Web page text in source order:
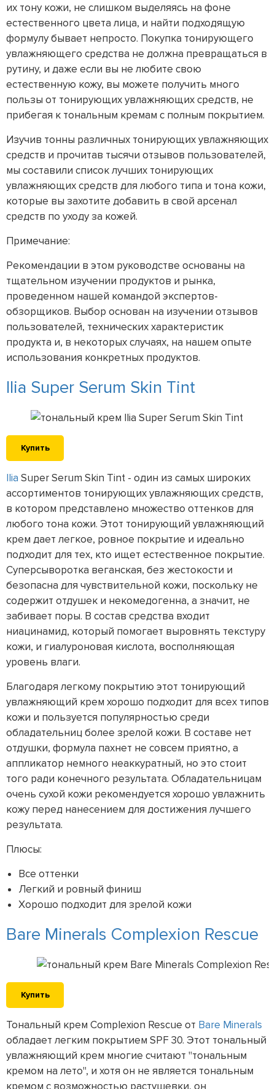
их тону кожи, не слишком выделяясь на фоне
естественного цвета лица, и найти подходящую
формулу бывает непросто. Покупка тонирующего
увлажняющего средства не должна превращаться в
рутину, и даже если вы не любите свою
естественную кожу, вы можете получить много
пользы от тонирующих увлажняющих средств, не
прибегая к тональным кремам с полным покрытием.
Изучив тонны различных тонирующих увлажняющих
средств и прочитав тысячи отзывов пользователей,
мы составили список лучших тонирующих
увлажняющих средств для любого типа и тона кожи,
которые вы захотите добавить в свой арсенал
средств по уходу за кожей.
Примечание:
Рекомендации в этом руководстве основаны на
тщательном изучении продуктов и рынка,
проведенном нашей командой экспертов-
обзорщиков. Выбор основан на изучении отзывов
пользователей, технических характеристик
продукта и, в некоторых случаях, на нашем опыте
использования конкретных продуктов.
Ilia Super Serum Skin Tint
Купить
Ilia Super Serum Skin Tint - один из самых широких
ассортиментов тонирующих увлажняющих средств,
в котором представлено множество оттенков для
любого тона кожи. Этот тонирующий увлажняющий
крем дает легкое, ровное покрытие и идеально
подходит для тех, кто ищет естественное покрытие.
Суперсыворотка веганская, без жестокости и
безопасна для чувствительной кожи, поскольку не
содержит отдушек и некомедогенна, а значит, не
забивает поры. В состав средства входит
ниацинамид, который помогает выровнять текстуру
кожи, и гиалуроновая кислота, восполняющая
уровень влаги.
Благодаря легкому покрытию этот тонирующий
увлажняющий крем хорошо подходит для всех типов
кожи и пользуется популярностью среди
обладательниц более зрелой кожи. В составе нет
отдушки, формула пахнет не совсем приятно, а
аппликатор немного неаккуратный, но это стоит
того ради конечного результата. Обладательницам
очень сухой кожи рекомендуется хорошо увлажнить
кожу перед нанесением для достижения лучшего
результата.
Плюсы:
Все оттенки
Легкий и ровный финиш
Хорошо подходит для зрелой кожи
Bare Minerals Complexion Rescue
Купить
Тональный крем Complexion Rescue от Bare Minerals
обладает легким покрытием SPF 30. Этот тональный
увлажняющий крем многие считают "тональным
кремом на лето", и хотя он не является тональным
кремом с возможностью растушевки, он